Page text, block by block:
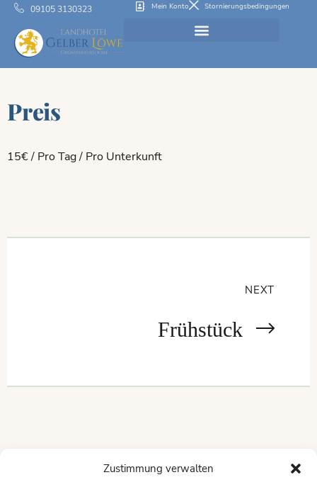
Zustimmung verwalten
09105 3130323 Mein Konto Stornierungsbedingungen
Preis
15€/ Pro Tag / Pro Unterkunft
NEXT
Frühstück